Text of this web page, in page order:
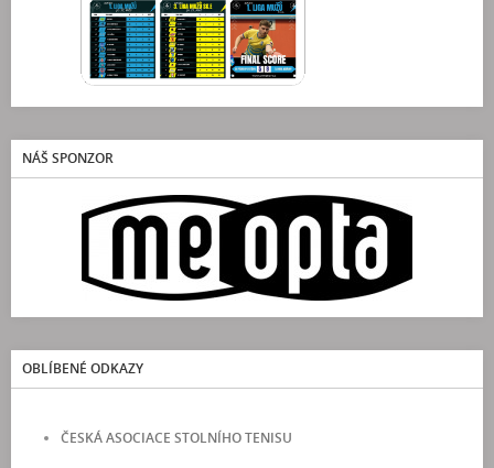
NÁŠ SPONZOR
OBLÍBENÉ ODKAZY
ČESKÁ ASOCIACE STOLNÍHO TENISU